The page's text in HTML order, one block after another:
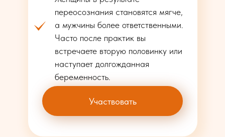
Участвовать
переосознания становятся мягче,
а мужчины более ответственными.
Часто после практик вы
встречаете вторую половинку или
наступает долгожданная
беременность.